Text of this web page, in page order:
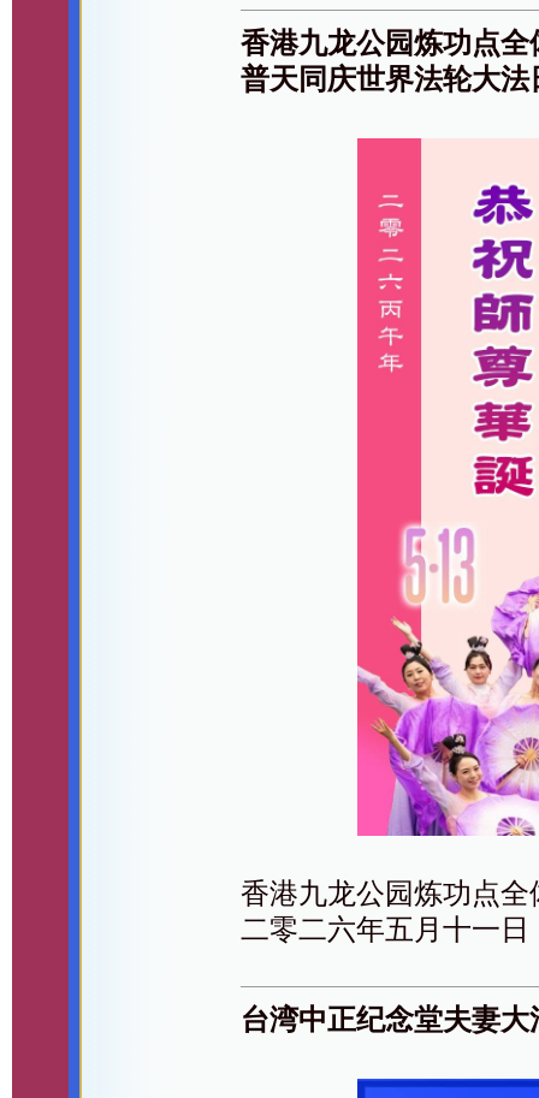
香港九龙公园炼功点
普天同庆世界法轮大法
香港九龙公园炼功点全
二零二六年五月十一日
台湾中正纪念堂夫妻